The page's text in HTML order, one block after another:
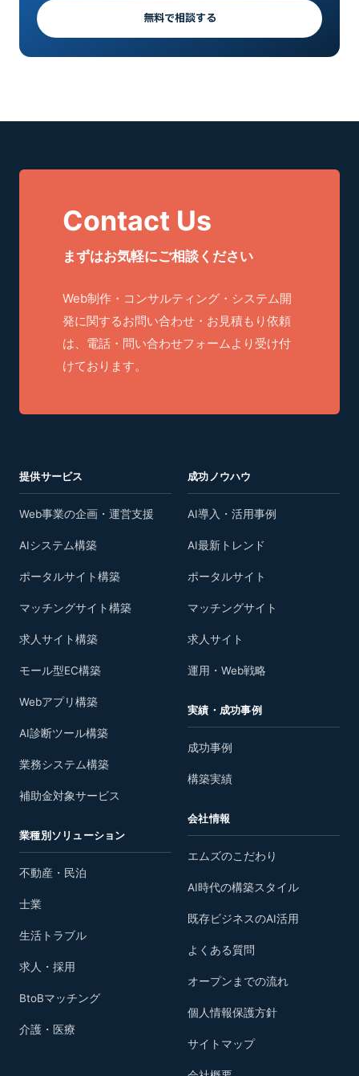
無料で相談する
Contact Us
まずはお気軽にご相談ください
Web制作・コンサルティング・システム開
発に関するお問い合わせ・お見積もり依頼
は、電話・問い合わせフォームより受け付
けております。
提供サービス
Web事業の企画・運営支援
AIシステム構築
ポータルサイト構築
マッチングサイト構築
求人サイト構築
モール型EC構築
Webアプリ構築
AI診断ツール構築
業務システム構築
補助金対象サービス
業種別ソリューション
不動産・民泊
士業
生活トラブル
求人・採用
BtoBマッチング
介護・医療
成功ノウハウ
AI導入・活用事例
AI最新トレンド
ポータルサイト
マッチングサイト
求人サイト
運用・Web戦略
実績・成功事例
成功事例
構築実績
会社情報
エムズのこだわり
AI時代の構築スタイル
既存ビジネスのAI活用
よくある質問
オープンまでの流れ
個人情報保護方針
サイトマップ